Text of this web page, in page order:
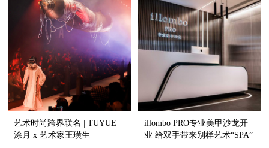
艺术时尚跨界联名 | TUYUE
涂月 x 艺术家王璜生
illombo PRO专业美甲沙龙开
业 给双手带来别样艺术“SPA”